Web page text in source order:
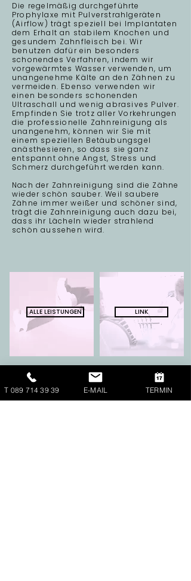
Die regelmäßig durchgeführte
Prophylaxe mit Pulverstrahlgeräten
(Airflow) trägt speziell bei Implantaten
dem Erhalt an stabilem Knochen und
gesundem Zahnfleisch bei. Wir
benutzen dafür ein besonders
schonendes Verfahren, indem wir
vorgewärmtes Wasser verwenden, um
unangenehme Kälte an den Zähnen zu
vermeiden. Ebenso verwenden wir
einen besonders schonenden
Ultraschall und wenig abrasives Pulver.
Empfinden Sie trotz aller Vorkehrungen
die professionelle Zahnreinigung als
unangenehm, können wir Sie mit
einem speziellen Betäubungsgel
anästhesieren, so dass sie ganz
entspannt ohne Angst, Stress und
Schmerz durchgeführt werden kann.
Nach der Zahnreinigung sind die Zähne
wieder schön sauber. Weil saubere
Zähne immer weißer und schöner sind,
trägt die Zahnreinigung auch dazu bei,
dass ihr Lächeln wieder strahlend
schön aussehen wird.
ALLE LEISTUNGEN LINK
T 089 714 39 39 E-MAIL TERMIN